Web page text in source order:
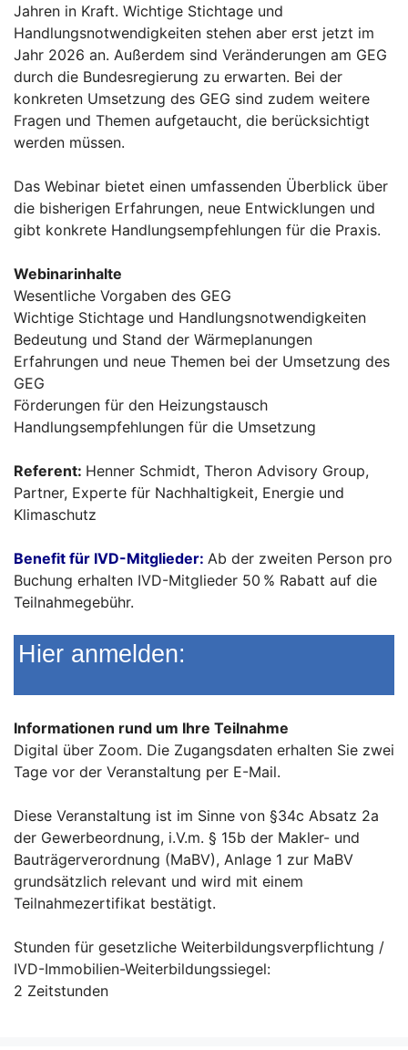
Jahren in Kraft. Wichtige Stichtage und
Handlungsnotwendigkeiten stehen aber erst jetzt im
Jahr 2026 an. Außerdem sind Veränderungen am GEG
durch die Bundesregierung zu erwarten. Bei der
konkreten Umsetzung des GEG sind zudem weitere
Fragen und Themen aufgetaucht, die berücksichtigt
werden müssen.
Das Webinar bietet einen umfassenden Überblick über
die bisherigen Erfahrungen, neue Entwicklungen und
gibt konkrete Handlungsempfehlungen für die Praxis.
Webinarinhalte
Wesentliche Vorgaben des GEG
Wichtige Stichtage und Handlungsnotwendigkeiten
Bedeutung und Stand der Wärmeplanungen
Erfahrungen und neue Themen bei der Umsetzung des
GEG
Förderungen für den Heizungstausch
Handlungsempfehlungen für die Umsetzung
Referent: Henner Schmidt, Theron Advisory Group,
Partner, Experte für Nachhaltigkeit, Energie und
Klimaschutz
Benefit für IVD-Mitglieder: Ab der zweiten Person pro
Buchung erhalten IVD-Mitglieder 50 % Rabatt auf die
Teilnahmegebühr.
Hier anmelden:
Informationen rund um Ihre Teilnahme
Digital über Zoom. Die Zugangsdaten erhalten Sie zwei
Tage vor der Veranstaltung per E-Mail.
Diese Veranstaltung ist im Sinne von §34c Absatz 2a
der Gewerbeordnung, i.V.m. § 15b der Makler- und
Bauträgerverordnung (MaBV), Anlage 1 zur MaBV
grundsätzlich relevant und wird mit einem
Teilnahmezertifikat bestätigt.
Stunden für gesetzliche Weiterbildungsverpflichtung /
IVD-Immobilien-Weiterbildungssiegel:
2 Zeitstunden